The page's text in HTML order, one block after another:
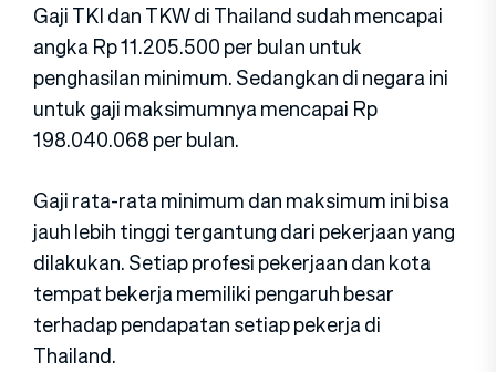
Gaji TKI dan TKW di Thailand sudah mencapai
angka Rp 11.205.500 per bulan untuk
penghasilan minimum. Sedangkan di negara ini
untuk gaji maksimumnya mencapai Rp
198.040.068 per bulan.
Gaji rata-rata minimum dan maksimum ini bisa
jauh lebih tinggi tergantung dari pekerjaan yang
dilakukan. Setiap profesi pekerjaan dan kota
tempat bekerja memiliki pengaruh besar
terhadap pendapatan setiap pekerja di
Thailand.